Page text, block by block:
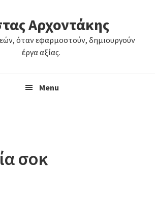
Αρχοντάκης
όταν εφαρμοστούν, δημιουργούν
έργα αξίας.
Menu
σοκ